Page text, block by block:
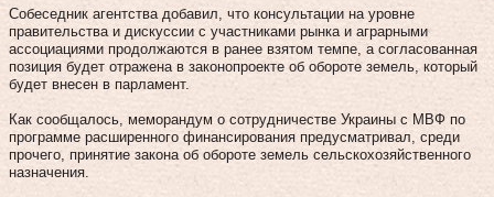
Собеседник агентства добавил, что консультации на уровне
правительства и дискуссии с участниками рынка и аграрными
ассоциациями продолжаются в ранее взятом темпе, а согласованная
позиция будет отражена в законопроекте об обороте земель, который
будет внесен в парламент.
Как сообщалось, меморандум о сотрудничестве Украины с МВФ по
программе расширенного финансирования предусматривал, среди
прочего, принятие закона об обороте земель сельскохозяйственного
назначения.